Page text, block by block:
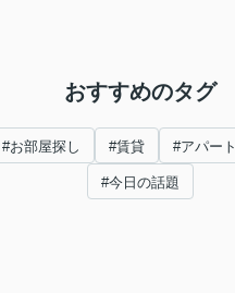
おすすめのタグ
#お部屋探し #賃貸 #アパート
#今日の話題